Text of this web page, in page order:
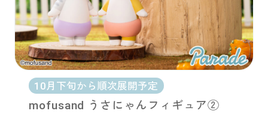
10月下旬から順次展開予定
mofusand うさにゃんフィギュア②